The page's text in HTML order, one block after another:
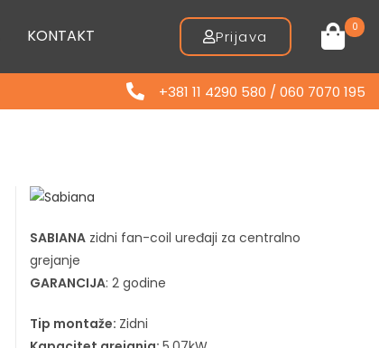
KONTAKT Prijava 0
+381 11 4290 580 / 060 7070 195
SABIANAzidni fan-coil uređaji za centralno
grejanje
GARANCIJA: 2 godine
Tip montaže: Zidni